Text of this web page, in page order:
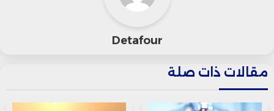
برز سهم “طاقة المغرب” في صدارة الرابحين،
محققاً قفزة بنسبة +23.17% ليُغلق عند
Detafour
مقالات ذات صلة